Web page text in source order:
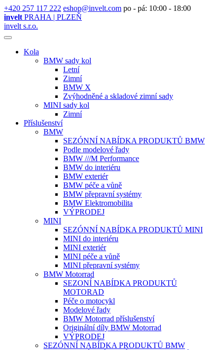
+420 257 117 222 eshop@invelt.com po - pá: 10:00 - 18:00
invelt PRAHA | PLZEŇ
invelt s.r.o.
Kola
BMW sady kol
Letní
Zimní
BMW X
Zvýhodněné a skladové zimní sady
MINI sady kol
Zimní
Příslušenství
BMW
SEZÓNNÍ NABÍDKA PRODUKTŮ BMW
Podle modelové řady
BMW ///M Performance
BMW do interiéru
BMW exteriér
BMW péče a vůně
BMW přepravní systémy
BMW Elektromobilita
VÝPRODEJ
MINI
SEZÓNNÍ NABÍDKA PRODUKTŮ MINI
MINI do interiéru
MINI exteriér
MINI péče a vůně
MINI přepravní systémy
BMW Motorrad
SEZONÍ NABÍDKA PRODUKTŮ
MOTORAD
Péče o motocykl
Modelové řady
BMW Motorrad příslušenství
Originální díly BMW Motorrad
VÝPRODEJ
SEZÓNNÍ NABÍDKA PRODUKTŮ BMW